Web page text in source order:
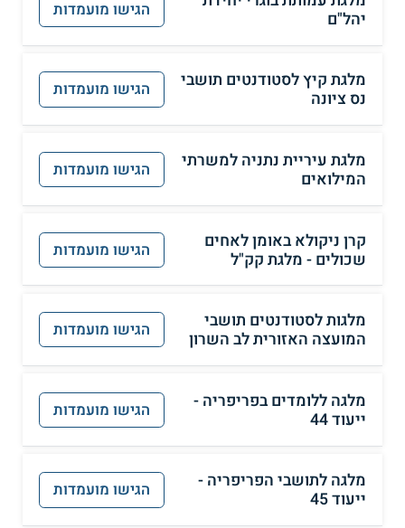
יהל"ם
הגישו מועמדות
מלגת קיץ לסטודנטים תושבי
נס ציונה
הגישו מועמדות
מלגת עיריית נתניה למשרתי
המילואים
הגישו מועמדות
קרן ניקולא באומן לאחים
שכולים - מלגת קק"ל
הגישו מועמדות
מלגות לסטודנטים תושבי
המועצה האזורית לב השרון
הגישו מועמדות
מלגה ללומדים בפריפריה -
ייעוד 44
הגישו מועמדות
מלגה לתושבי הפריפריה -
ייעוד 45
הגישו מועמדות